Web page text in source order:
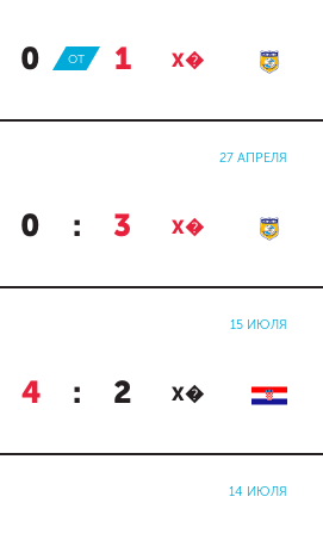
0 : 1 Х�
ОТ
27 АПРЕЛЯ
0 : 3 Х�
15 ИЮЛЯ
4 : 2 Х�
14 ИЮЛЯ